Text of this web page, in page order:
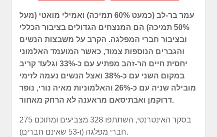
עמר בר-לב (כמעט 60% תמיכה) ואמילי מואטי (מעל
50% תמיכה) הם המנצחים הגדולים בציבור הכללי
ובציבור חברי המפלגה. הקרב על משבצות הנשים
והגברים הנוספות צמוד, כאשר המועמד האלמוני
יחסית חיים הר-זהב מפתיע עם כ-33% וגלעד קריב
במקום השני עם כ-38% ואצל הנשים נעמה לזימי
מובילה שניה עם כ-26% והאלמוניות מאיה נורי, נופר
דרוקמן ואבתיסאם מראענה לא הרחק מאחור.
בסקר האינטרנטי, השתתפו 328 מצביעים ומתוכם 275
חברי מפלגה (ו-53 שאינם חברים).